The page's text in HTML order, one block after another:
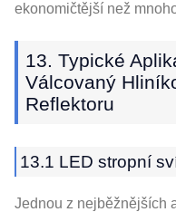
ekonomičtější než
13. Typické
Válcovaný
Reflektoru
13.1 LED stropní
Jednou z nejběžnějších